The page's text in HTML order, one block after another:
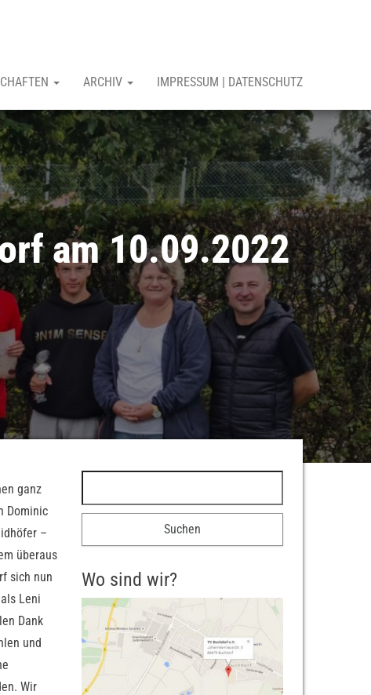
ARCHIV IMPRESSUM | DATENSCHUTZ
am 10.09.2022
ganz
Dominic
–
überaus
sich nun
Leni
Dank
und
Wir
Wo sind wir?